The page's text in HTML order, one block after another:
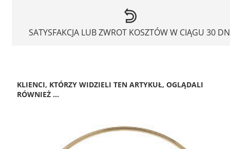
SATYSFAKCJA LUB ZWROT KOSZTÓW W CIĄGU 30
KLIENCI, KTÓRZY WIDZIELI TEN ARTYKUŁ, OGLĄDALI
RÓWNIEŻ ...